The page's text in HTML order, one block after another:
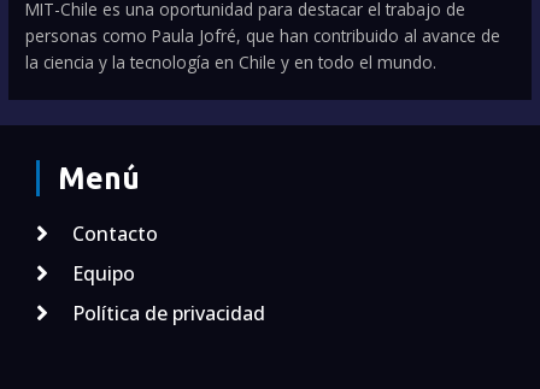
MIT-Chile es una oportunidad para destacar el trabajo de
personas como Paula Jofré, que han contribuido al avance de
la ciencia y la tecnología en Chile y en todo el mundo.
Menú
Contacto
Equipo
Política de privacidad